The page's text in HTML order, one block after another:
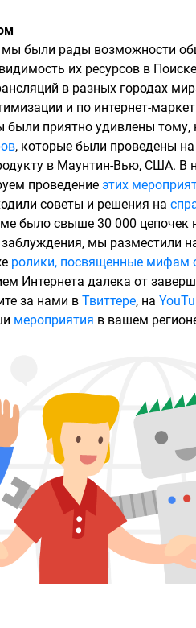
были рады возможности
их ресурсов в
в разных городах
и по интернет-
были приятно удивлены
, которые были проведены
в Маунтин-Вью, США. В
проведение этих
советы и решения на
было свыше 30 000 цепочек
мы разместили
ролики, посвященные мифам
Интернета далека от
за нами в Твиттере, на
мероприятия в вашем